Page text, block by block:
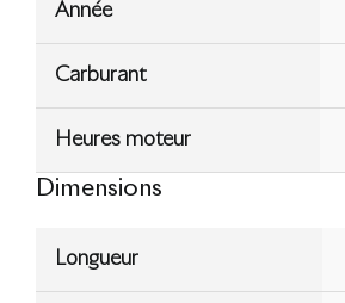
Année
Carburant
Heures moteur
Dimensions
Longueur